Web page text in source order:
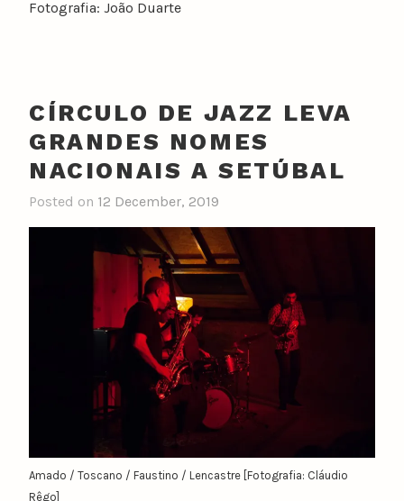
Fotografia: João Duarte
CÍRCULO DE JAZZ LEVA
GRANDES NOMES
NACIONAIS A SETÚBAL
Posted on 12 December, 2019
Amado / Toscano / Faustino / Lencastre [Fotografia: Cláudio
Rêgo]